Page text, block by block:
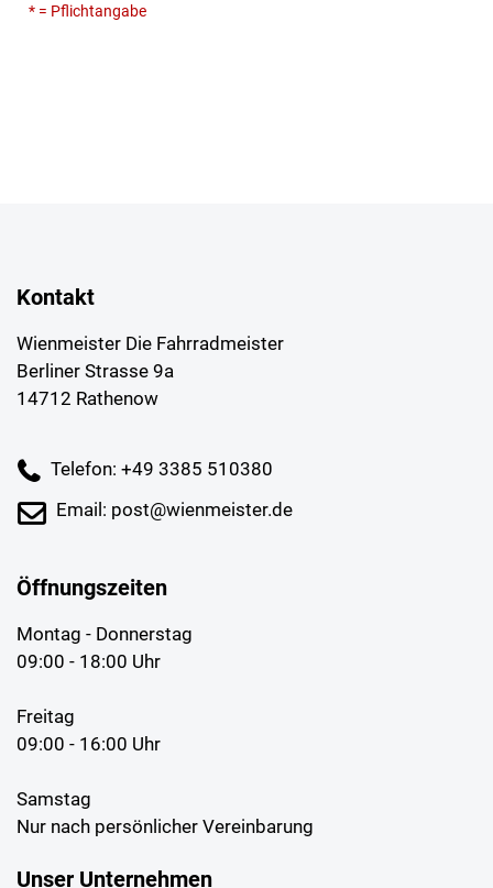
* = Pflichtangabe
Kontakt
Wienmeister Die Fahrradmeister
Berliner Strasse 9a
14712 Rathenow
Telefon: +49 3385 510380
Email: post@wienmeister.de
Öffnungszeiten
Montag - Donnerstag
09:00 - 18:00 Uhr
Freitag
09:00 - 16:00 Uhr
Samstag
Nur nach persönlicher Vereinbarung
Unser Unternehmen